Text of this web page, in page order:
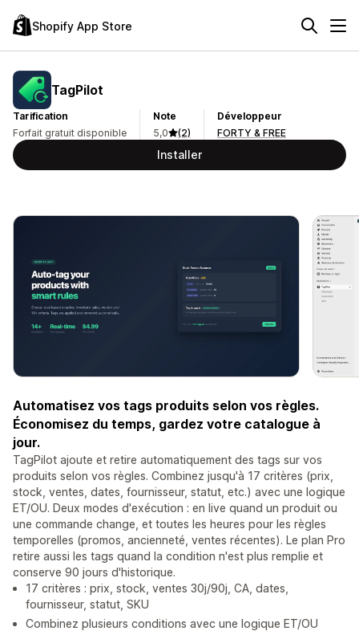
Shopify App Store
TagPilot
Tarification
Forfait gratuit disponible
Note
5,0
(2)
Développeur
FORTY & FREE
Installer
Automatisez vos tags produits selon vos règles.
Économisez du temps, gardez votre catalogue à
jour.
TagPilot ajoute et retire automatiquement des tags sur vos
produits selon vos règles. Combinez jusqu'à 17 critères (prix,
stock, ventes, dates, fournisseur, statut, etc.) avec une logique
ET/OU. Deux modes d'exécution : en live quand un produit ou
une commande change, et toutes les heures pour les règles
temporelles (promos, ancienneté, ventes récentes). Le plan Pro
retire aussi les tags quand la condition n'est plus remplie et
conserve 90 jours d'historique.
17 critères : prix, stock, ventes 30j/90j, CA, dates,
fournisseur, statut, SKU
Combinez plusieurs conditions avec une logique ET/OU